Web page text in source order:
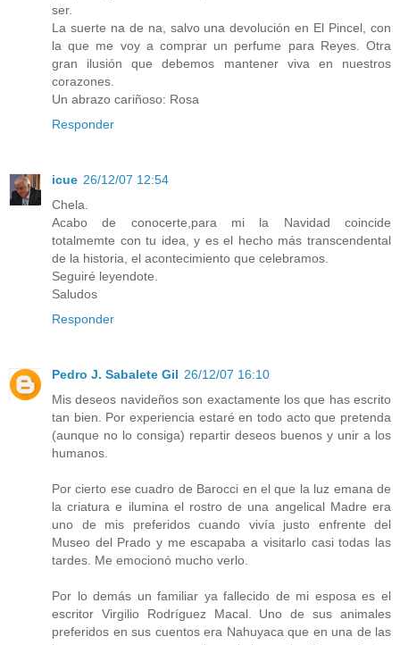
ser.
La suerte na de na, salvo una devolución en El Pincel, con
la que me voy a comprar un perfume para Reyes. Otra
gran ilusión que debemos mantener viva en nuestros
corazones.
Un abrazo cariñoso: Rosa
Responder
icue 26/12/07 12:54
Chela.
Acabo de conocerte,para mi la Navidad coincide
totalmemte con tu idea, y es el hecho más transcendental
de la historia, el acontecimiento que celebramos.
Seguiré leyendote.
Saludos
Responder
Pedro J. Sabalete Gil 26/12/07 16:10
Mis deseos navideños son exactamente los que has escrito
tan bien. Por experiencia estaré en todo acto que pretenda
(aunque no lo consiga) repartir deseos buenos y unir a los
humanos.
Por cierto ese cuadro de Barocci en el que la luz emana de
la criatura e ilumina el rostro de una angelical Madre era
uno de mis preferidos cuando vivía justo enfrente del
Museo del Prado y me escapaba a visitarlo casi todas las
tardes. Me emocionó mucho verlo.
Por lo demás un familiar ya fallecido de mi esposa es el
escritor Virgilio Rodríguez Macal. Uno de sus animales
preferidos en sus cuentos era Nahuyaca que en una de las